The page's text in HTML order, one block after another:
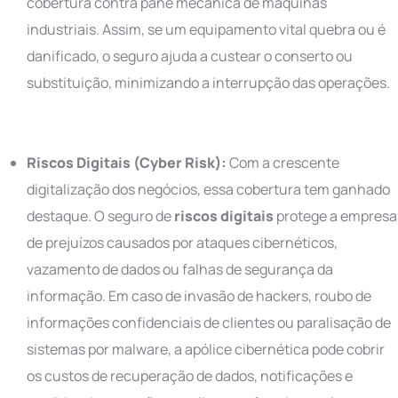
industriais. Assim, se um equipamento vital quebra ou é
danificado, o seguro ajuda a custear o conserto ou
substituição, minimizando a interrupção das operações.
Riscos Digitais (Cyber Risk): Com a crescente
digitalização dos negócios, essa cobertura tem ganhado
destaque. O seguro deriscos digitais protege a empresa
de prejuízos causados por ataques cibernéticos,
vazamento de dados ou falhas de segurança da
informação. Em caso de invasão de hackers, roubo de
informações confidenciais de clientes ou paralisação de
sistemas por malware, a apólice cibernética pode cobrir
os custos de recuperação de dados, notificações e